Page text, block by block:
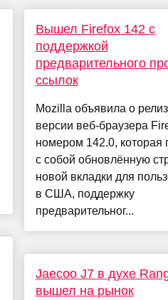
Вышел Firefox 142 с
поддержкой
предварительного
ссылок
Mozilla объявила о
версии веб-браузера
номером 142.0, которая
с собой обновлённую
новой вкладки для
в США, поддержку
предварительног...
Jaecoo J7 в духе
вышел на рынок